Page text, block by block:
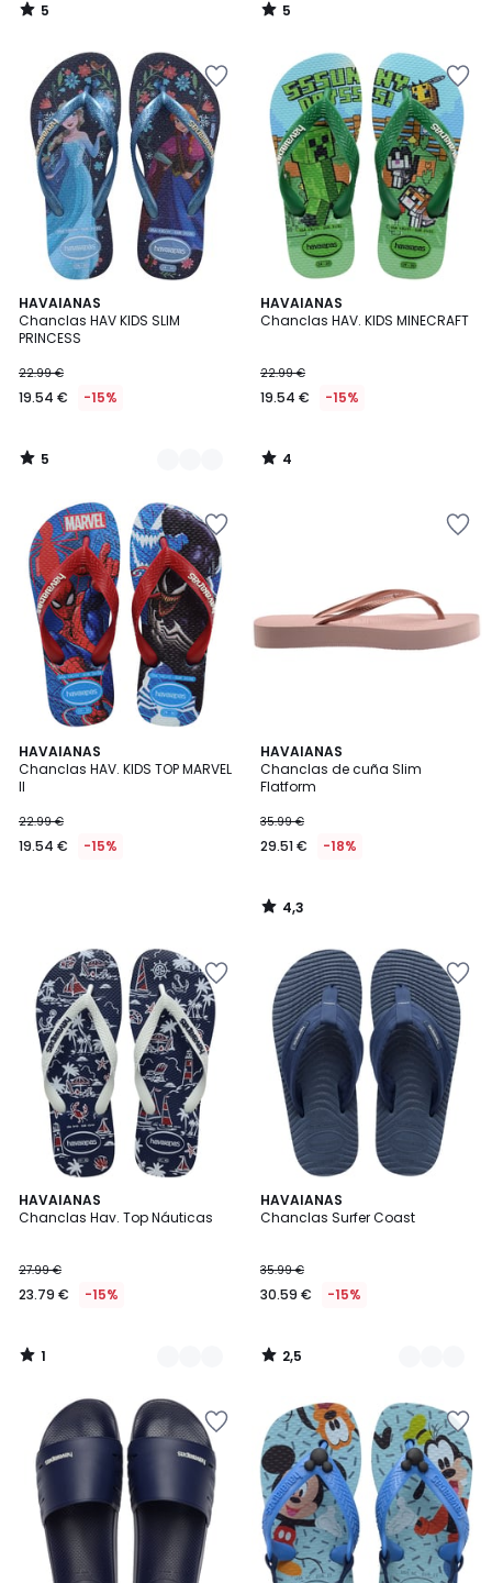
5
/
5
/
HAVAIANAS
Chanclas HAV KIDS SLIM
PRINCESS
22.99 €
19.54 € -15%
5
/
5
2
Colores
5
/
HAVAIANAS
Chanclas HAV. KIDS MINECRAFT
22.99 €
19.54 € -15%
4
/
4
/
HAVAIANAS
Chanclas HAV. KIDS TOP MARVEL
II
22.99 €
19.54 € -15%
HAVAIANAS
Chanclas de cuña Slim
Flatform
35.99 €
29.51 € -18%
4,3
/ 5
4,3
/
HAVAIANAS
Chanclas Hav. Top Náuticas
27.99 €
23.79 € -15%
1
/
2
Colores
1
/
HAVAIANAS
Chanclas Surfer Coast
35.99 €
30.59 € -15%
2,5
/ 5
2
Colores
2,5
/